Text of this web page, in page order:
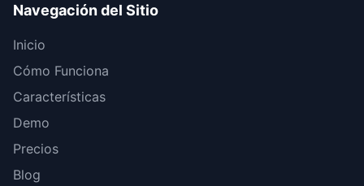
Navegación del Sitio
Inicio
Cómo Funciona
Características
Demo
Precios
Blog